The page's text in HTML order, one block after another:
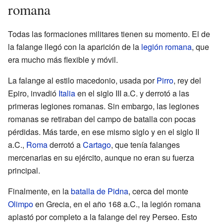
romana
Todas las formaciones militares tienen su momento. El de
la falange llegó con la aparición de la legión romana, que
era mucho más flexible y móvil.
La falange al estilo macedonio, usada porPirro, rey del
Epiro, invadió Italiaen el siglo III a.C. y derrotó a las
primeras legiones romanas. Sin embargo, las legiones
romanas se retiraban del campo de batalla con pocas
pérdidas. Más tarde, en ese mismo siglo y en el siglo II
a.C., Romaderrotó aCartago, que tenía falanges
mercenarias en su ejército, aunque no eran su fuerza
principal.
Finalmente, en labatalla de Pidna, cerca del monte
Olimpoen Grecia, en el año 168 a.C., la legión romana
aplastó por completo a la falange del rey Perseo. Esto